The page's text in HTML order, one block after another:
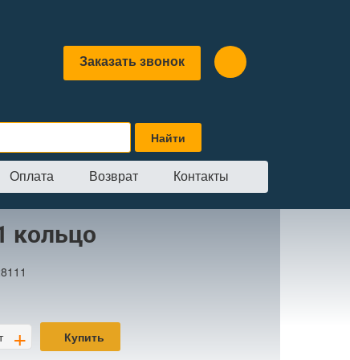
Заказать звонок
Оплата Возврат Контакты
кольцо
+ Купить